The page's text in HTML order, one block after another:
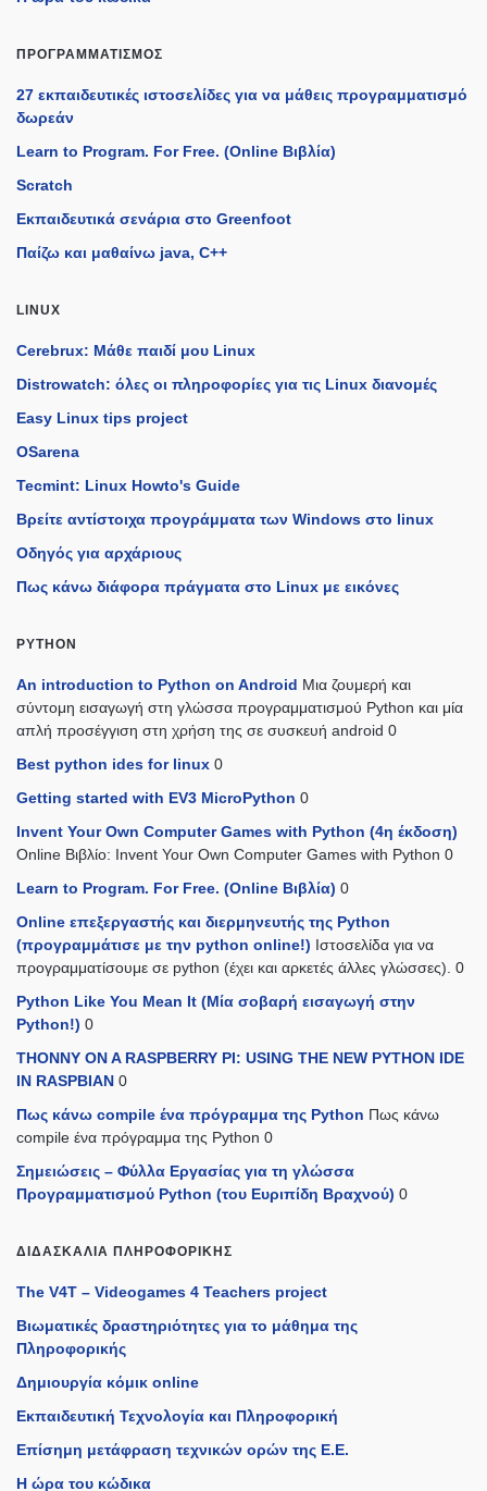
ΠΡΟΓΡΑΜΜΑΤΙΣΜΌΣ
27 εκπαιδευτικές ιστοσελίδες για να μάθεις προγραμματισμό
δωρεάν
Learn to Program. For Free. (Online Βιβλία)
Scratch
Εκπαιδευτικά σενάρια στο Greenfoot
Παίζω και μαθαίνω java, C++
LINUX
Cerebrux: Μάθε παιδί μου Linux
Distrowatch: όλες οι πληροφορίες για τις Linux διανομές
Easy Linux tips project
OSarena
Tecmint: Linux Howto's Guide
Βρείτε αντίστοιχα προγράμματα των Windows στο linux
Οδηγός για αρχάριους
Πως κάνω διάφορα πράγματα στο Linux με εικόνες
PYTHON
An introduction to Python on Android Μια ζουμερή και
σύντομη εισαγωγή στη γλώσσα προγραμματισμού Python και μία
απλή προσέγγιση στη χρήση της σε συσκευή android 0
Best python ides for linux 0
Getting started with EV3 MicroPython 0
Invent Your Own Computer Games with Python (4η έκδοση)
Online Βιβλίο: Invent Your Own Computer Games with Python 0
Learn to Program. For Free. (Online Βιβλία) 0
Online επεξεργαστής και διερμηνευτής της Python
(προγραμμάτισε με την python online!) Ιστοσελίδα για να
προγραμματίσουμε σε python (έχει και αρκετές άλλες γλώσσες). 0
Python Like You Mean It (Mία σοβαρή εισαγωγή στην
Python!) 0
THONNY ON A RASPBERRY PI: USING THE NEW PYTHON IDE
IN RASPBIAN 0
Πως κάνω compile ένα πρόγραμμα της Python Πως κάνω
compile ένα πρόγραμμα της Python 0
Σημειώσεις – Φύλλα Εργασίας για τη γλώσσα
Προγραμματισμού Python (του Ευριπίδη Βραχνού) 0
ΔΙΔΑΣΚΑΛΊΑ ΠΛΗΡΟΦΟΡΙΚΉΣ
The V4T – Videogames 4 Teachers project
Βιωματικές δραστηριότητες για το μάθημα της
Πληροφορικής
Δημιουργία κόμικ online
Εκπαιδευτική Τεχνολογία και Πληροφορική
Επίσημη μετάφραση τεχνικών ορών της Ε.Ε.
Η ώρα του κώδικα